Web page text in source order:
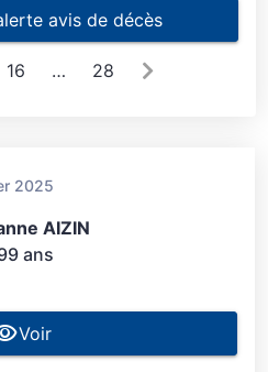
avis de décès
16 … 28
2025
AIZIN
ans
Voir